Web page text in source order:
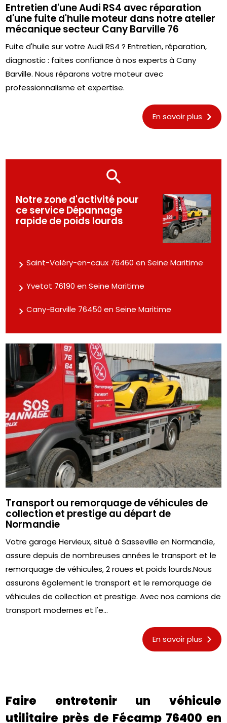
Entretien d'une Audi RS4 avec réparation
d'une fuite d'huile moteur dans notre atelier
mécanique secteur Cany Barville 76
Fuite d'huile sur votre Audi RS4 ? Entretien, réparation,
diagnostic : faites confiance à nos experts à Cany
Barville. Nous réparons votre moteur avec
professionnalisme et expertise.
En savoir plus
Notre zone d'activité pour
ce service Dépannage
rapide de poids lourds
Saint-Valéry-en-caux 76460 en Seine Maritime
Yvetot 76190 en Seine Maritime
Cany-Barville 76450 en Seine Maritime
Transport ou remorquage de véhicules de
collection et prestige au départ de
Normandie
Votre garage Hervieux, situé à Sasseville en Normandie,
assure depuis de nombreuses années le transport et le
remorquage de véhicules, 2 roues et poids lourds.Nous
assurons également le transport et le remorquage de
véhicules de collection et prestige. Avec nos camions de
transport modernes et l'e...
En savoir plus
Faire entretenir un véhicule
utilitaire près de Fécamp 76400 en